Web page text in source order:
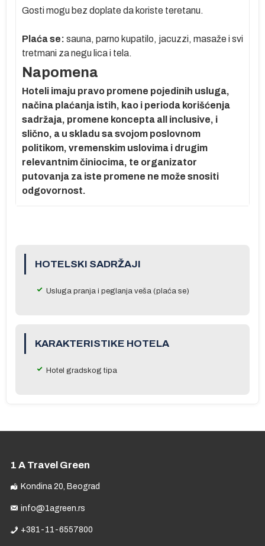
Gosti mogu bez doplate da koriste teretanu.
Plaća se: sauna, parno kupatilo, jacuzzi, masaže i svi
tretmani za negu lica i tela.
Napomena
Hoteli imaju pravo promene pojedinih usluga,
načina plaćanja istih, kao i perioda korišćenja
sadržaja, promene koncepta all inclusive, i
slično, a u skladu sa svojom poslovnom
politikom, vremenskim uslovima i drugim
relevantnim činiocima, te organizator
putovanja za iste promene ne može snositi
odgovornost.
HOTELSKI SADRŽAJI
Usluga pranja i peglanja veša (plaća se)
KARAKTERISTIKE HOTELA
Hotel gradskog tipa
1 A Travel Green
Kondina 20, Beograd
info@1agreen.rs
+381-11-6557800